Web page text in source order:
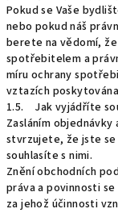
Pokud se Vaše
nebo pokud náš
berete na vědomí,
spotřebitelem a
míru ochrany
vztazích
1.5. Jak vyjádříte
Zasláním
stvrzujete, že jste se
souhlasíte s nimi.
Znění obchodních
práva a povinnosti
za jehož účinnosti